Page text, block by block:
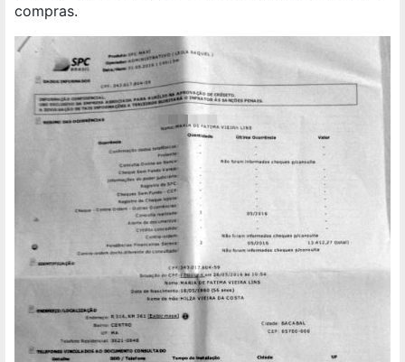
compras.